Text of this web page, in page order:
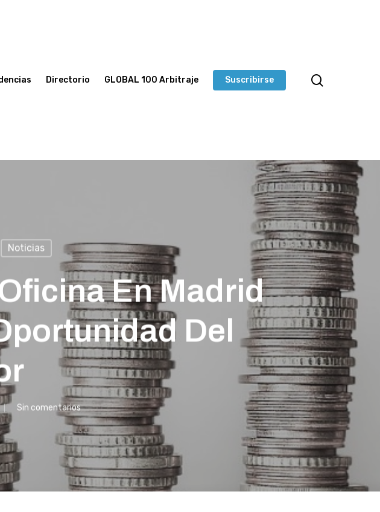
Directorio GLOBAL 100 Arbitraje Suscribirse
Noticias
En Madrid
Del
Sin comentarios